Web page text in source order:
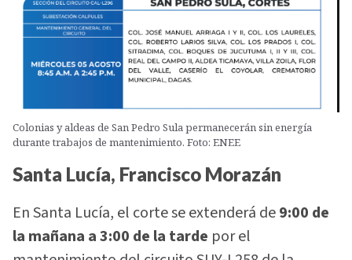
Colonias y aldeas de San Pedro Sula permanecerán sin energía
durante trabajos de mantenimiento. Foto: ENEE
Santa Lucía, Francisco Morazán
En Santa Lucía, el corte se extenderá de9:00 de
la mañana a 3:00 de la tarde por el